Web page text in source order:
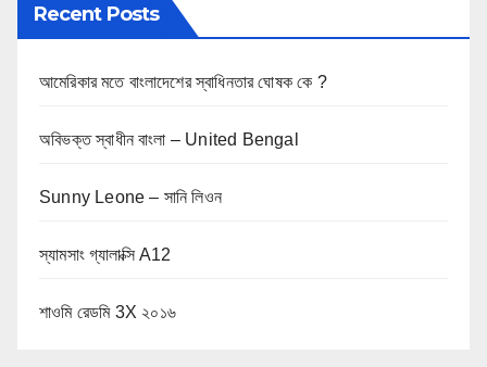
Recent Posts
আমেরিকার মতে বাংলাদেশের স্বাধিনতার ঘোষক কে ?
অবিভক্ত স্বাধীন বাংলা – United Bengal
Sunny Leone – সানি লিওন
স্যামসাং গ্যালাক্সি A12
শাওমি রেডমি 3X ২০১৬